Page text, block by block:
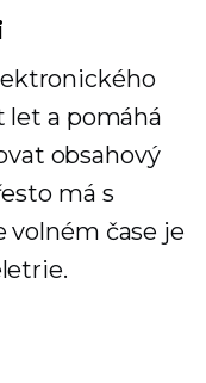
let a pomáhá
obsahový
má s
volném čase je